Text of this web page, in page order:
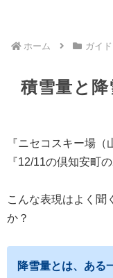
ホーム ガイ
積雪量と降
『ニセコスキー場（
『12/11の倶知安町
こんな表現はよく聞
か？
降雪量とは、ある